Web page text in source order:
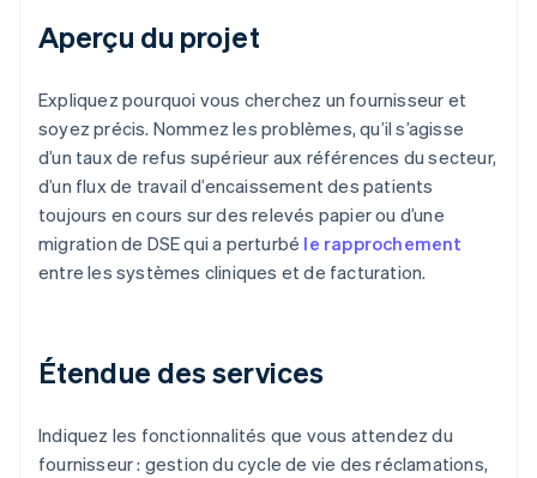
Aperçu du projet
Expliquez pourquoi vous cherchez un fournisseur et
soyez précis. Nommez les problèmes, qu’il s’agisse
d’un taux de refus supérieur aux références du secteur,
d’un flux de travail d’encaissement des patients
toujours en cours sur des relevés papier ou d’une
migration de DSE qui a perturbé le rapprochement
entre les systèmes cliniques et de facturation.
Étendue des services
Indiquez les fonctionnalités que vous attendez du
fournisseur : gestion du cycle de vie des réclamations,